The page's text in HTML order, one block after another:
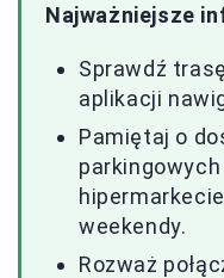
Najważniejsze
Sprawdź
aplikacji
Pamiętaj o
weekendy.
Rozważ